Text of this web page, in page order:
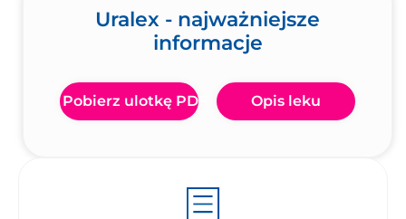
Uralex - najważniejsze
informacje
Pobierz ulotkę PDF Opis leku